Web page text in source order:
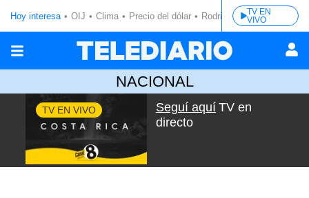
Hoy interesa OIJ Clima Precio del dólar Rodrigo Chaves
TV EN
VIVO
NACIONAL
Seguí aquí TV en
directo
TV EN VIVO